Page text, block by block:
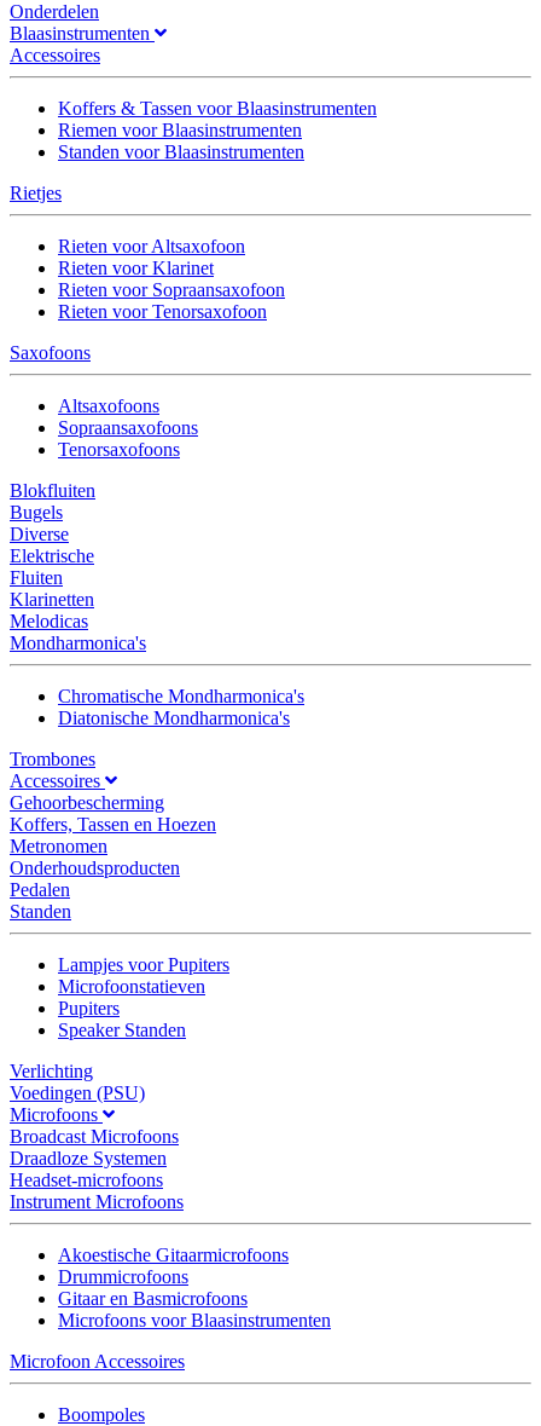
Onderdelen
Blaasinstrumenten
Accessoires
Koffers & Tassen voor Blaasinstrumenten
Riemen voor Blaasinstrumenten
Standen voor Blaasinstrumenten
Rietjes
Rieten voor Altsaxofoon
Rieten voor Klarinet
Rieten voor Sopraansaxofoon
Rieten voor Tenorsaxofoon
Saxofoons
Altsaxofoons
Sopraansaxofoons
Tenorsaxofoons
Blokfluiten
Bugels
Diverse
Elektrische
Fluiten
Klarinetten
Melodicas
Mondharmonica's
Chromatische Mondharmonica's
Diatonische Mondharmonica's
Trombones
Accessoires
Gehoorbescherming
Koffers, Tassen en Hoezen
Metronomen
Onderhoudsproducten
Pedalen
Standen
Lampjes voor Pupiters
Microfoonstatieven
Pupiters
Speaker Standen
Verlichting
Voedingen (PSU)
Microfoons
Broadcast Microfoons
Draadloze Systemen
Headset-microfoons
Instrument Microfoons
Akoestische Gitaarmicrofoons
Drummicrofoons
Gitaar en Basmicrofoons
Microfoons voor Blaasinstrumenten
Microfoon Accessoires
Boompoles